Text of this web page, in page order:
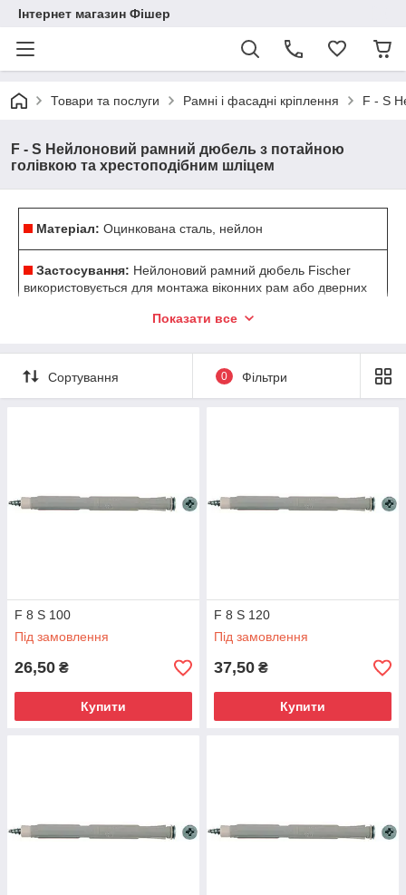
Інтернет магазин Фішер
Товари та послуги Рамні і фасадні кріплення F - S
F - S Нейлоновий рамний дюбель з потайною
голівкою та хрестоподібним шліцем
Матеріал: Оцинкована сталь, нейлон
Застосування: Нейлоновий рамний дюбель Fischer
використовується для монтажа віконних рам або дверних
надійне, довготривале з'днання ,що не стягує.
матеріалами:Бетон, пустотіла цегла, пустотілі блоки,
виконані з легкого бетону, пустотіла силікатна цегла,
наприклад викрутки.
Показати все
Сортування 0 Фільтри
F 8 S 100
Під замовлення
26,50 ₴
Купити
F 8 S 120
Під замовлення
37,50 ₴
Купити